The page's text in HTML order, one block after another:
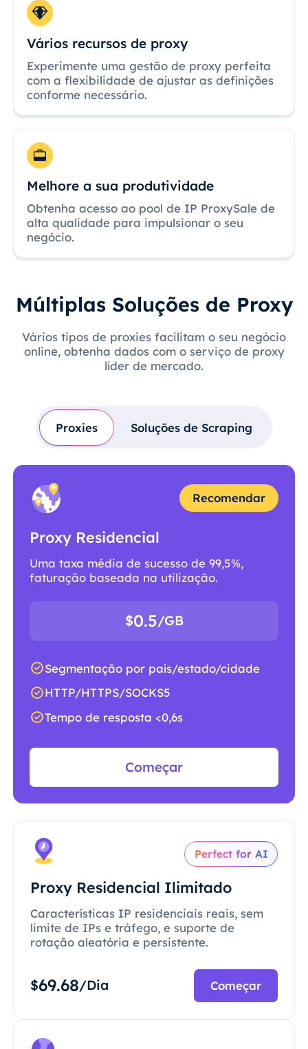
Vários recursos de proxy
Experimente uma gestão de proxy perfeita
com a flexibilidade de ajustar as definições
conforme necessário.
Melhore a sua produtividade
Obtenha acesso ao pool de IP ProxySale de
alta qualidade para impulsionar o seu
negócio.
Múltiplas Soluções de Proxy
Vários tipos de proxies facilitam o seu negócio
online, obtenha dados com o serviço de proxy
líder de mercado.
Proxies Soluções de Scraping
Recomendar
Proxy Residencial
Uma taxa média de sucesso de 99,5%,
faturação baseada na utilização.
$0.5/GB
Segmentação por país/estado/cidade
HTTP/HTTPS/SOCKS5
Tempo de resposta <0,6s
Começar
Perfect for AI
Proxy Residencial Ilimitado
Características IP residenciais reais, sem
limite de IPs e tráfego, e suporte de
rotação aleatória e persistente.
$69.68/Dia Começar